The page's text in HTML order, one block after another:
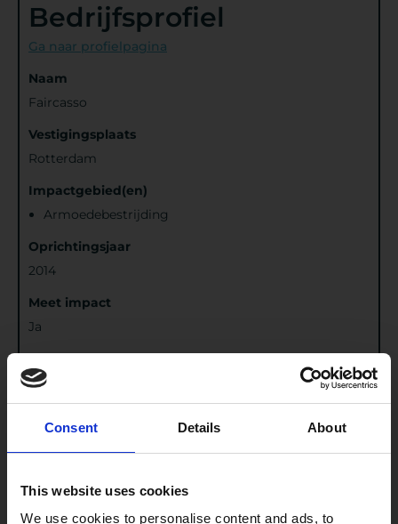
Consent Details About
This website uses cookies
We use cookies to personalise content and ads, to
Bedrijfsprofiel
Ga naar profielpagina
Naam
Faircasso
Vestigingsplaats
Rotterdam
Impactgebied(en)
Armoedebestrijding
Oprichtingsjaar
2014
Meet impact
Ja
N.v.t.